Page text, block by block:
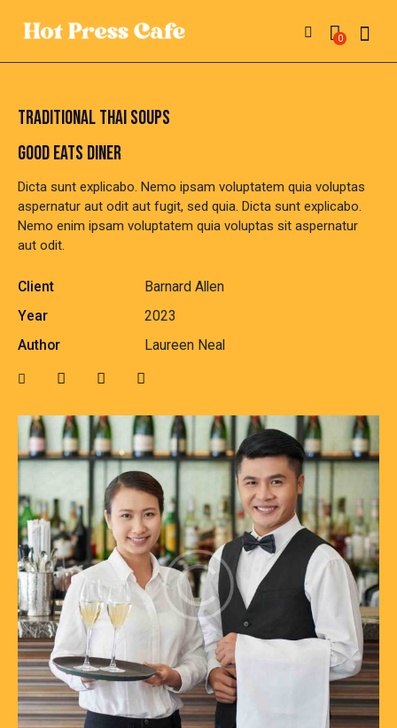
0
TRADITIONAL THAI SOUPS
GOOD EATS DINER
Dicta sunt explicabo. Nemo ipsam voluptatem quia voluptas
aspernatur aut odit aut fugit, sed quia. Dicta sunt explicabo.
Nemo enim ipsam voluptatem quia voluptas sit aspernatur
aut odit.
Client
Barnard Allen
Year
2023
Author
Laureen Neal